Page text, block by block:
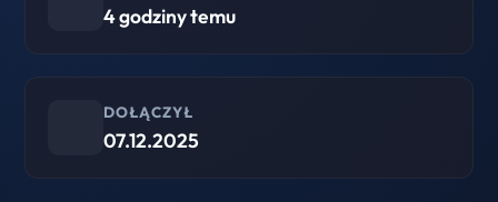
4 godziny temu
DOŁĄCZYŁ
07.12.2025